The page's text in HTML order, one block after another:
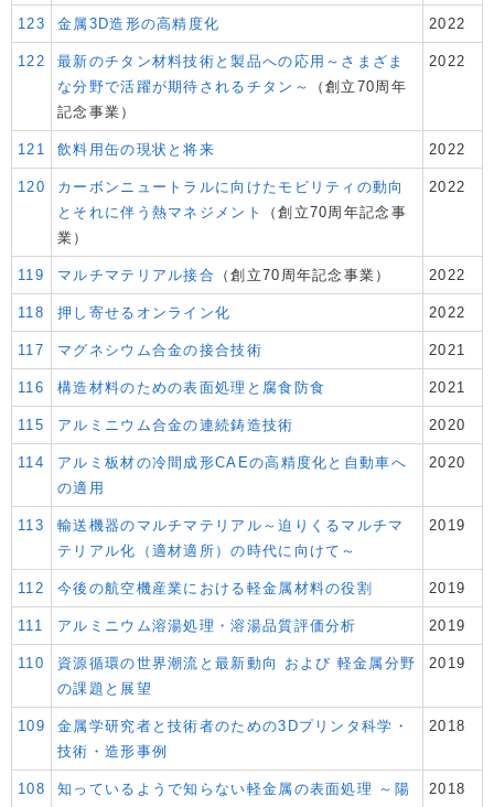
123 金属3D造形の高精度化 2022
122
最新のチタン材料技術と製品への応用～さまざま
な分野で活躍が期待されるチタン～
（創立70周年
記念事業）
2022
121 飲料用缶の現状と将来 2022
120
カーボンニュートラルに向けたモビリティの動向
とそれに伴う熱マネジメント
（創立70周年記念事
業）
2022
119 マルチマテリアル接合 （創立70周年記念事業） 2022
118 押し寄せるオンライン化 2022
117 マグネシウム合金の接合技術 2021
116 構造材料のための表面処理と腐食防食 2021
115 アルミニウム合金の連続鋳造技術 2020
114
アルミ板材の冷間成形CAEの高精度化と自動車へ
の適用
2020
113
輸送機器のマルチマテリアル～迫りくるマルチマ
テリアル化（適材適所）の時代に向けて～
2019
112 今後の航空機産業における軽金属材料の役割 2019
111 アルミニウム溶湯処理・溶湯品質評価分析 2019
110
資源循環の世界潮流と最新動向 および 軽金属分野
の課題と展望
2019
109
金属学研究者と技術者のための3Dプリンタ科学・
技術・造形事例
2018
108
知っているようで知らない軽金属の表面処理 ～陽
2018